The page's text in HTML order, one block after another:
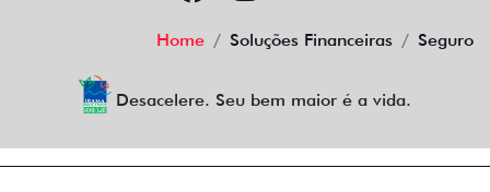
Home Soluções Financeiras Seguro
Desacelere. Seu bem maior é a vida.